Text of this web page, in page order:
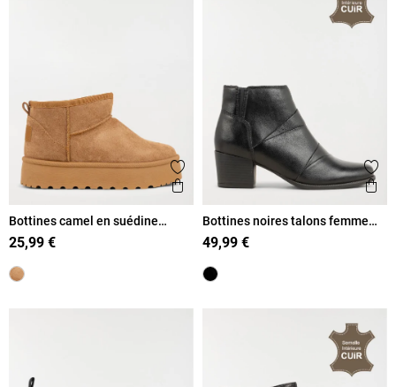
Ajouter aux favoris
Aperçu rapide
Bottines camel en suédine
femme (36-41)
25,99 €
Bottines noires talons femme
(36-41)
49,99 €